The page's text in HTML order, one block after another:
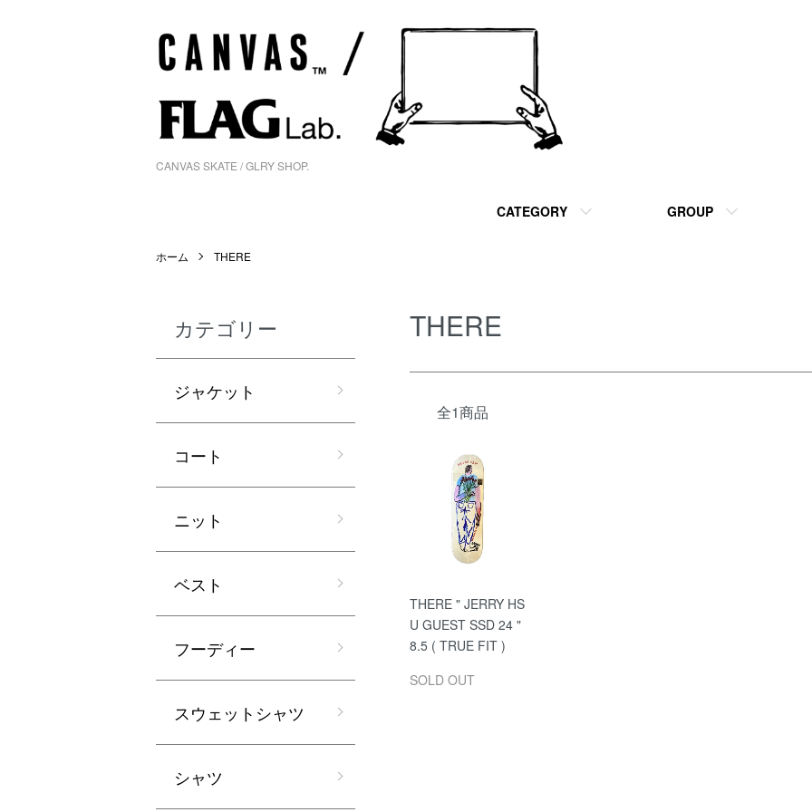
CANVAS SKATE / GLRY SHOP.
CATEGORY GROUP
ホーム THERE
THERE
全1商品
THERE " JERRY HS
U GUEST SSD 24 "
8.5 ( TRUE FIT )
SOLD OUT
カテゴリー
ジャケット
コート
ニット
ベスト
フーディー
スウェットシャツ
シャツ